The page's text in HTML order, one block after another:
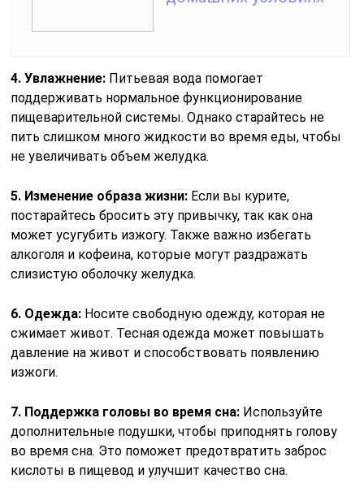
4. Увлажнение: Питьевая вода помогает
поддерживать нормальное функционирование
пищеварительной системы. Однако старайтесь не
пить слишком много жидкости во время еды, чтобы
не увеличивать объем желудка.
5. Изменение образа жизни: Если вы курите,
постарайтесь бросить эту привычку, так как она
может усугубить изжогу. Также важно избегать
алкоголя и кофеина, которые могут раздражать
слизистую оболочку желудка.
6. Одежда: Носите свободную одежду, которая не
сжимает живот. Тесная одежда может повышать
давление на живот и способствовать появлению
изжоги.
7. Поддержка головы во время сна: Используйте
дополнительные подушки, чтобы приподнять голову
во время сна. Это поможет предотвратить заброс
кислоты в пищевод и улучшит качество сна.